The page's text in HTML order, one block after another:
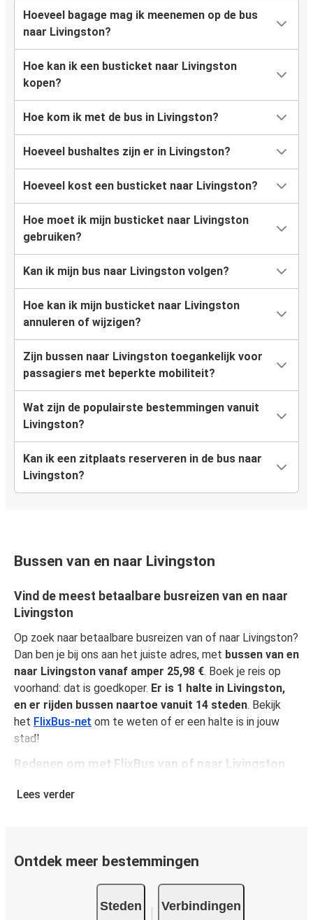
Hoeveel bagage mag ik meenemen op de bus
naar Livingston?
Hoe kan ik een busticket naar Livingston
kopen?
Hoe kom ik met de bus in Livingston?
Hoeveel bushaltes zijn er in Livingston?
Hoeveel kost een busticket naar Livingston?
Hoe moet ik mijn busticket naar Livingston
gebruiken?
Kan ik mijn bus naar Livingston volgen?
Hoe kan ik mijn busticket naar Livingston
annuleren of wijzigen?
Zijn bussen naar Livingston toegankelijk voor
passagiers met beperkte mobiliteit?
Wat zijn de populairste bestemmingen vanuit
Livingston?
Kan ik een zitplaats reserveren in de bus naar
Livingston?
Bussen van en naar Livingston
Vind de meest betaalbare busreizen van en naar
Livingston
Op zoek naar betaalbare busreizen van of naar Livingston?
Dan ben je bij ons aan het juiste adres, met bussen van en
naar Livingston vanaf amper 25,98 €. Boek je reis op
voorhand: dat is goedkoper. Er is 1 halte in Livingston,
en er rijden bussen naartoe vanuit 14 steden. Bekijk
het FlixBus-net om te weten of er een halte is in jouw
stad!
Redenen om met FlixBus van of naar Livingston
voordelen aan boord, zoals gratis wifi en stopcontacten.
Reserveer tijdens het boeken een stoel, zo ben je zeker
van je plekje. In de prijs van je ticket is het vervoer van
één stuk handbagage en één stuk ruimbagage inbegrepen.
Lees verder
Ontdek meer bestemmingen
Steden Verbindingen